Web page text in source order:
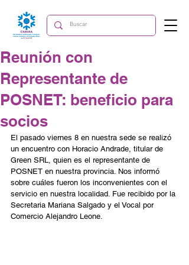
Reunión con
Representante de
POSNET: beneficio para
socios
El pasado viernes 8 en nuestra sede se realizó
un encuentro con Horacio Andrade, titular de
Green SRL, quien es el representante de
POSNET en nuestra provincia. Nos informó
sobre cuáles fueron los inconvenientes con el
servicio en nuestra localidad. Fue recibido por la
Secretaria Mariana Salgado y el Vocal por
Comercio Alejandro Leone.